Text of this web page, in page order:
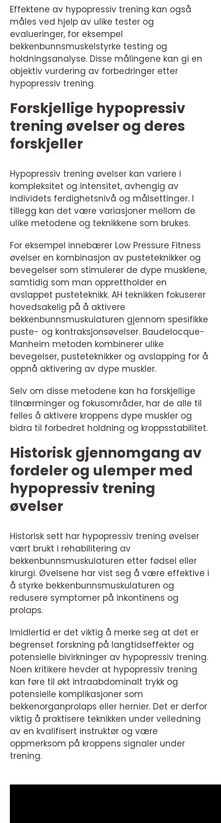
Effektene av hypopressiv trening kan også
måles ved hjelp av ulike tester og
evalueringer, for eksempel
bekkenbunnsmuskelstyrke testing og
holdningsanalyse. Disse målingene kan gi en
objektiv vurdering av forbedringer etter
hypopressiv trening.
Forskjellige hypopressiv
trening øvelser og deres
forskjeller
Hypopressiv trening øvelser kan variere i
kompleksitet og intensitet, avhengig av
individets ferdighetsnivå og målsettinger. I
tillegg kan det være variasjoner mellom de
ulike metodene og teknikkene som brukes.
For eksempel innebærer Low Pressure Fitness
øvelser en kombinasjon av pusteteknikker og
bevegelser som stimulerer de dype musklene,
samtidig som man opprettholder en
avslappet pusteteknikk. AH teknikken fokuserer
hovedsakelig på å aktivere
bekkenbunnsmuskulaturen gjennom spesifikke
puste- og kontraksjonsøvelser. Baudelocque-
Manheim metoden kombinerer ulike
bevegelser, pusteteknikker og avslapping for å
oppnå aktivering av dype muskler.
Selv om disse metodene kan ha forskjellige
tilnærminger og fokusområder, har de alle til
felles å aktivere kroppens dype muskler og
bidra til forbedret holdning og kroppsstabilitet.
Historisk gjennomgang av
fordeler og ulemper med
hypopressiv trening
øvelser
Historisk sett har hypopressiv trening øvelser
vært brukt i rehabilitering av
bekkenbunnsmuskulaturen etter fødsel eller
kirurgi. Øvelsene har vist seg å være effektive i
å styrke bekkenbunnsmuskulaturen og
redusere symptomer på inkontinens og
prolaps.
Imidlertid er det viktig å merke seg at det er
begrenset forskning på langtidseffekter og
potensielle bivirkninger av hypopressiv trening.
Noen kritikere hevder at hypopressiv trening
kan føre til økt intraabdominalt trykk og
potensielle komplikasjoner som
bekkenorganprolaps eller hernier. Det er derfor
viktig å praktisere teknikken under veiledning
av en kvalifisert instruktør og være
oppmerksom på kroppens signaler under
trening.